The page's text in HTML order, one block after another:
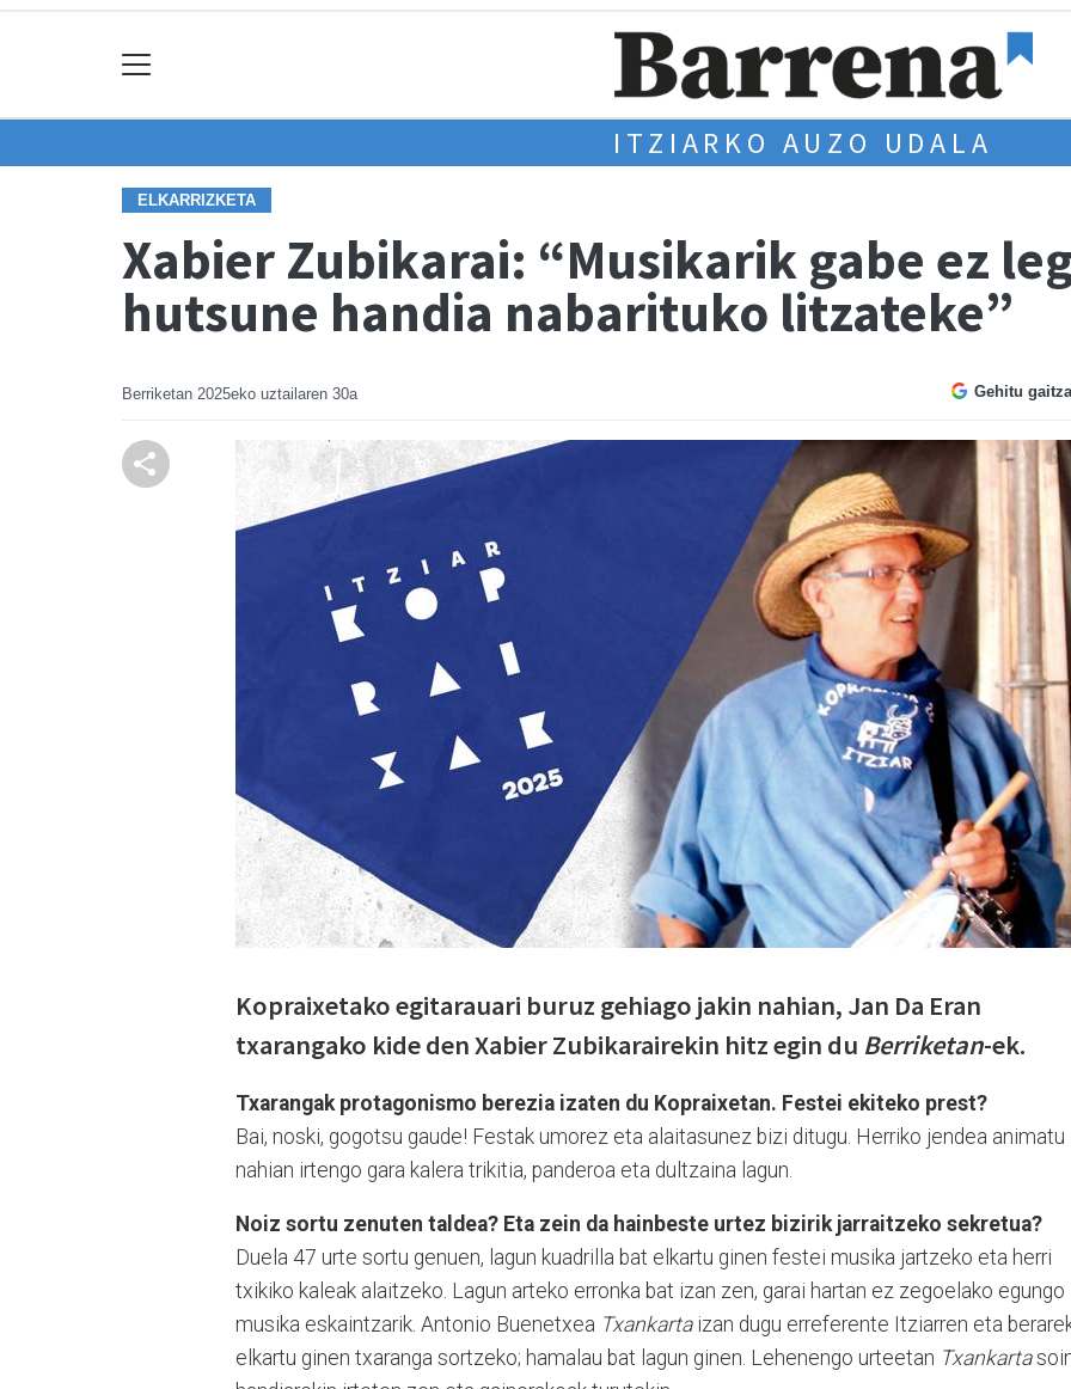
ITZIARKO AUZO UDALA
ELKARRIZKETA
Xabier Zubikarai: “Musikarik gabe ez
hutsune handia nabarituko litzateke”
Berriketan 2025eko uztailaren 30a Gehitu
Kopraixetako egitarauari buruz gehiago jakin nahian, Jan Da Eran
txarangako kide den Xabier Zubikarairekin hitz egin du Berriketan-ek.
Txarangak protagonismo berezia izaten du Kopraixetan. Festei ekiteko prest?
Bai, noski, gogotsu gaude! Festak umorez eta alaitasunez bizi ditugu. Herriko jendea animatu
nahian irtengo gara kalera trikitia, panderoa eta dultzaina lagun.
Noiz sortu zenuten taldea? Eta zein da hainbeste urtez bizirik jarraitzeko sekretua?
Duela 47 urte sortu genuen, lagun kuadrilla bat elkartu ginen festei musika jartzeko eta herri
txikiko kaleak alaitzeko. Lagun arteko erronka bat izan zen, garai hartan ez zegoelako egungo
musika eskaintzarik. Antonio Buenetxea Txankartaizan dugu erreferente Itziarren eta
elkartu ginen txaranga sortzeko; hamalau bat lagun ginen. Lehenengo urteetan Txankarta